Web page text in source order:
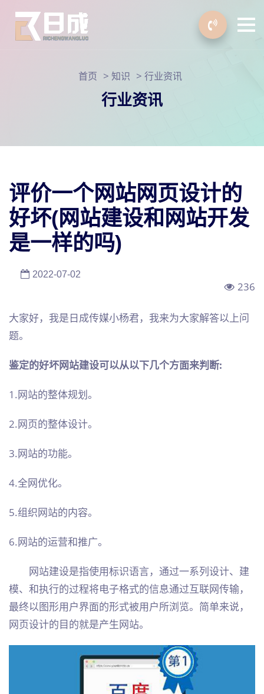
首页 > 知识 > 行业资讯
行业资讯
评价一个网站网页设计的
好坏(网站建设和网站开发
是一样的吗)
2022-07-02
236
大家好，我是日成传媒小杨君，我来为大家解答以上问
题。
鉴定的好坏网站建设可以从以下几个方面来判断:
1.网站的整体规划。
2.网页的整体设计。
3.网站的功能。
4.全网优化。
5.组织网站的内容。
6.网站的运营和推广。
网站建设是指使用标识语言，通过一系列设计、建
模、和执行的过程将电子格式的信息通过互联网传输，
最终以图形用户界面的形式被用户所浏览。简单来说，
网页设计的目的就是产生网站。